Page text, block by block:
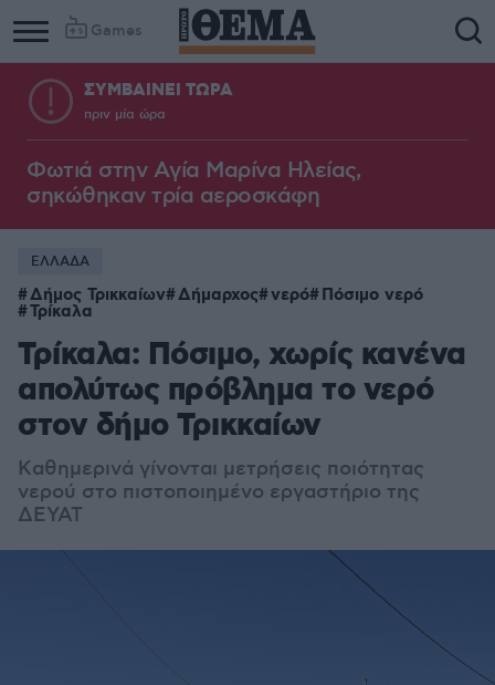
Games
ΣΥΜΒΑΙΝΕΙ ΤΩΡΑ
πριν μία ώρα
Φωτιά στην Aγία Μαρίνα Ηλείας,
σηκώθηκαν τρία αεροσκάφη
ΕΛΛΑΔΑ
Δήμος Τρικκαίων Δήμαρχος νερό Πόσιμο νερό
Τρίκαλα
Τρίκαλα: Πόσιμο, χωρίς κανένα
απολύτως πρόβλημα το νερό
στον δήμο Τρικκαίων
Kαθημερινά γίνονται μετρήσεις ποιότητας
νερού στο πιστοποιημένο εργαστήριο της
ΔΕΥΑΤ